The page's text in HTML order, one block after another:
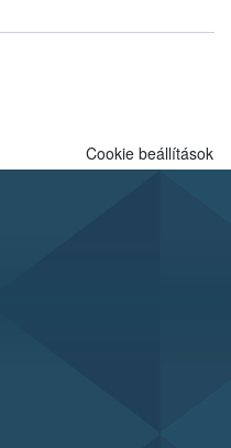
a károsító elleni további
ökológiai termesztésben is
Cookie beállítások